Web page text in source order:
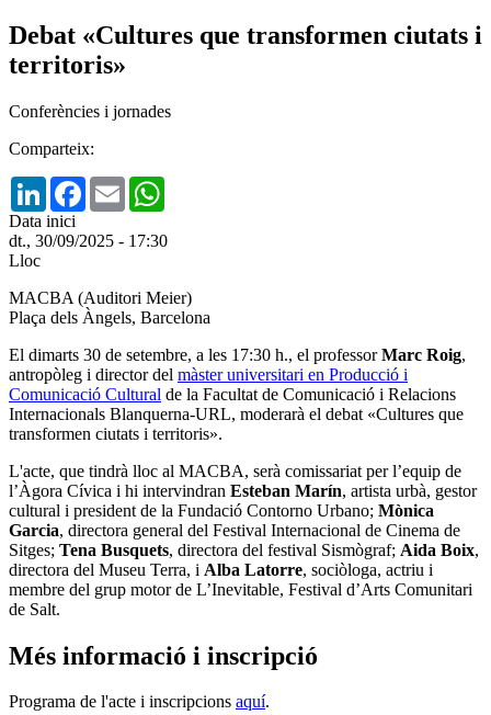
Debat «Cultures que transformen ciutats i
territoris»
Conferències i jornades
Comparteix:
LinkedInFacebook
Email
Data inici
dt., 30/09/2025 - 17:30
Lloc
MACBA (Auditori Meier)
Plaça dels Àngels, Barcelona
El dimarts 30 de setembre, a les 17:30 h., el professorMarc Roig,
antropòleg i director del màster universitari en Producció i
Comunicació Cultural de la Facultat de Comunicació i Relacions
Internacionals Blanquerna-URL, moderarà el debat «Cultures que
transformen ciutats i territoris».
L'acte, que tindrà lloc al MACBA, serà comissariat per l’equip de
l’Àgora Cívica i hi intervindran Esteban Marín, artista urbà, gestor
cultural i president de la Fundació Contorno Urbano; Mònica
Garcia, directora general del Festival Internacional de Cinema de
Sitges; Tena Busquets, directora del festival Sismògraf; Aida Boix,
directora del Museu Terra, i Alba Latorre, sociòloga, actriu i
membre del grup motor de L’Inevitable, Festival d’Arts Comunitari
de Salt.
Més informació i inscripció
Programa de l'acte i inscripcions aquí.